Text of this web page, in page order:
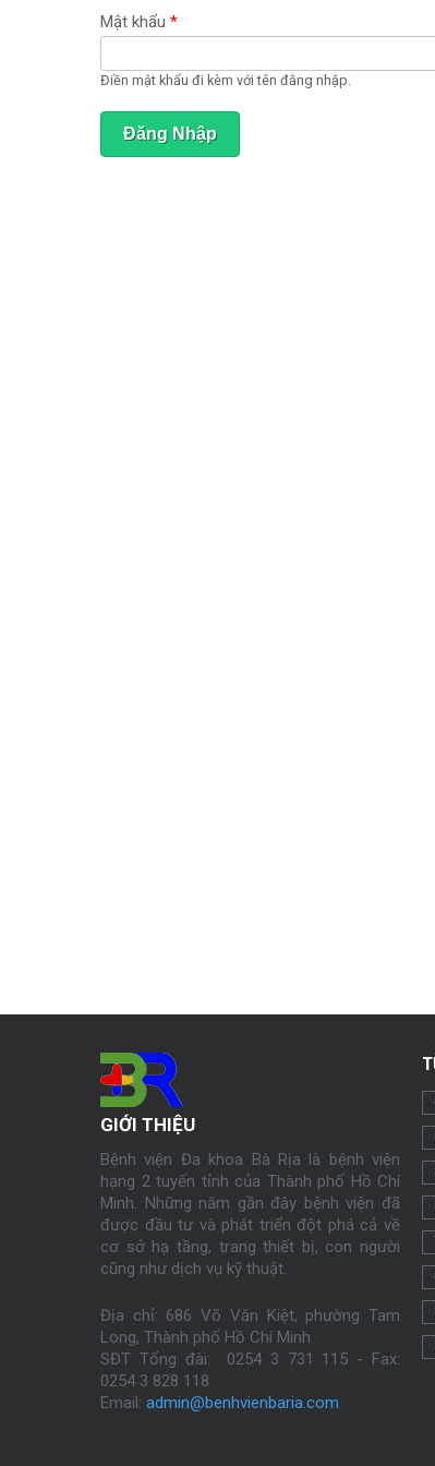
đ
n
)
Mật khẩu *
Điền mật khẩu đi kèm với tên đăng nhập.
GIỚI THIỆU
Bệnh viện Đa khoa Bà Rịa là bệnh viện
hạng 2 tuyến tỉnh của Thành phố Hồ Chí
Minh. Những năm gần đây bệnh viện đã
được đầu tư và phát triển đột phá cả về
cơ sở hạ tầng, trang thiết bị, con người
cũng như dịch vụ kỹ thuật.
Địa chỉ: 686 Võ Văn Kiệt, phường Tam
Long, Thành phố Hồ Chí Minh
SĐT Tổng đài: 0254 3 731 115 - Fax:
0254 3 828 118
Email: admin@benhvienbaria.com